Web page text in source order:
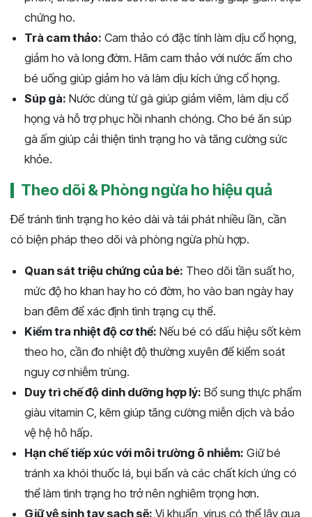
chứng ho.
Trà cam thảo: Cam thảo có đặc tính làm dịu cổ họng,
giảm ho và long đờm. Hãm cam thảo với nước ấm cho
bé uống giúp giảm ho và làm dịu kích ứng cổ họng.
Súp gà: Nước dùng từ gà giúp giảm viêm, làm dịu cổ
họng và hỗ trợ phục hồi nhanh chóng. Cho bé ăn súp
gà ấm giúp cải thiện tình trạng ho và tăng cường sức
khỏe.
Theo dõi & Phòng ngừa ho hiệu quả
Để tránh tình trạng ho kéo dài và tái phát nhiều lần, cần
có biện pháp theo dõi và phòng ngừa phù hợp.
Quan sát triệu chứng của bé: Theo dõi tần suất ho,
mức độ ho khan hay ho có đờm, ho vào ban ngày hay
ban đêm để xác định tình trạng cụ thể.
Kiểm tra nhiệt độ cơ thể: Nếu bé có dấu hiệu sốt kèm
theo ho, cần đo nhiệt độ thường xuyên để kiểm soát
nguy cơ nhiễm trùng.
Duy trì chế độ dinh dưỡng hợp lý: Bổ sung thực phẩm
giàu vitamin C, kẽm giúp tăng cường miễn dịch và bảo
vệ hệ hô hấp.
Hạn chế tiếp xúc với môi trường ô nhiễm: Giữ bé
tránh xa khói thuốc lá, bụi bẩn và các chất kích ứng có
thể làm tình trạng ho trở nên nghiêm trọng hơn.
Giữ vệ sinh tay sạch sẽ: Vi khuẩn, virus có thể lây qua